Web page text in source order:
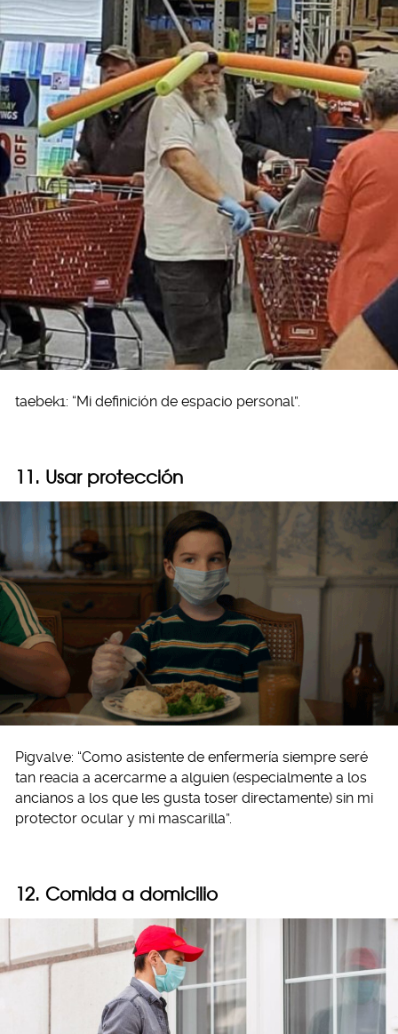
taebek1: “Mi definición de espacio personal”.
11. Usar protección
Pigvalve: “Como asistente de enfermería siempre seré
tan reacia a acercarme a alguien (especialmente a los
ancianos a los que les gusta toser directamente) sin mi
protector ocular y mi mascarilla”.
12. Comida a domicilio